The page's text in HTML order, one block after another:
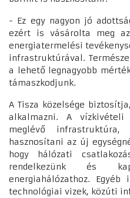
- Ez egy nagyon jó
ezért is vásárolta meg
energiatermelési
infrastruktúrával.
a lehető legnagyobb
támaszkodjunk.
A Tisza közelsége
alkalmazni. A
meglévő
hasznosítani az új
hogy hálózati
rendelkezünk és
energiahálózathoz.
technológiai vizek, közúti